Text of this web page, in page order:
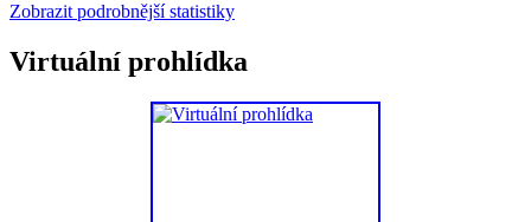
Zobrazit podrobnější statistiky
Virtuální prohlídka